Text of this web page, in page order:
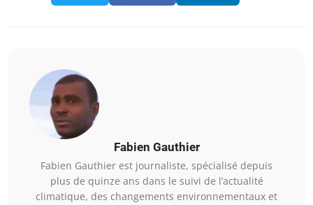
Fabien Gauthier
Fabien Gauthier est journaliste, spécialisé depuis
plus de quinze ans dans le suivi de l’actualité
climatique, des changements environnementaux et